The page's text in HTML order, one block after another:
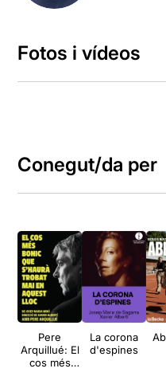
Fotos i vídeos
Conegut/da per
Pere
Arquillué: El
cos més
La corona
d'espines